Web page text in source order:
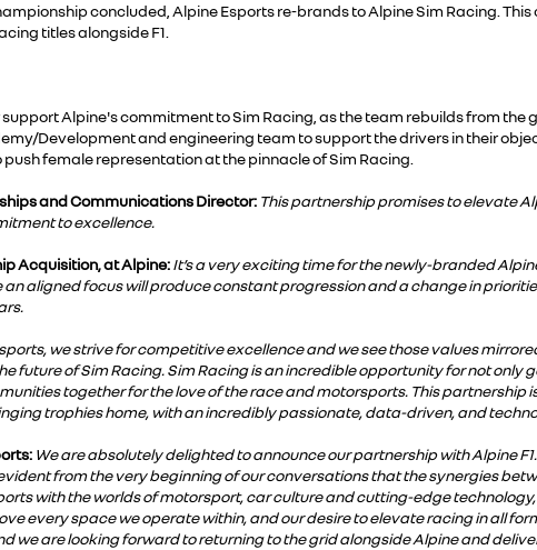
concluded, Alpine Esports re-brands to Alpine Sim Racing.
titles alongside F1.
Alpine's commitment to Sim Racing, as the team rebuilds from the
Development and engineering team to support the drivers in their
female representation at the pinnacle of Sim Racing.
and Communications Director: This partnership promises to elevate
to excellence.
Acquisition, at Alpine: It’s a very exciting time for the newly-branded
aligned focus will produce constant progression and a change in
we strive for competitive excellence and we see those values
future of Sim Racing. Sim Racing is an incredible opportunity for not only
together for the love of the race and motorsports. This partnership
trophies home, with an incredibly passionate, data-driven, and
We are absolutely delighted to announce our partnership with Alpine
from the very beginning of our conversations that the synergies
with the worlds of motorsport, car culture and cutting-edge
every space we operate within, and our desire to elevate racing in all
we are looking forward to returning to the grid alongside Alpine and